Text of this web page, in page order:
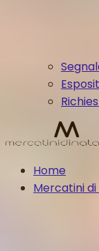
Home
Mercatini